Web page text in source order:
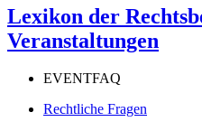
Lexikon der
Veranstaltungen
EVENTFAQ
Rechtliche Fragen